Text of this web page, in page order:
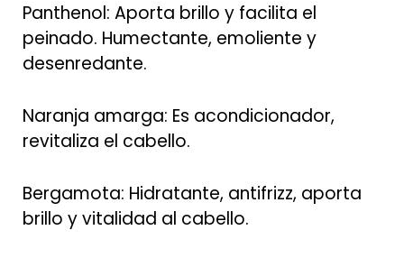
Panthenol: Aporta brillo y facilita el
peinado. Humectante, emoliente y
desenredante.
Naranja amarga: Es acondicionador,
revitaliza el cabello.
Bergamota: Hidratante, antifrizz, aporta
brillo y vitalidad al cabello.